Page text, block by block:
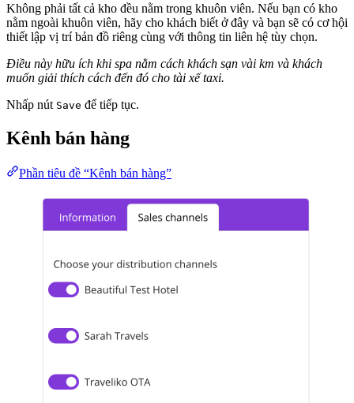
Không phải tất cả kho đều nằm trong khuôn viên. Nếu bạn có kho
nằm ngoài khuôn viên, hãy cho khách biết ở đây và bạn sẽ có cơ hội
thiết lập vị trí bản đồ riêng cùng với thông tin liên hệ tùy chọn.
Điều này hữu ích khi spa nằm cách khách sạn vài km và khách
muốn giải thích cách đến đó cho tài xế taxi.
Nhấp nút Save để tiếp tục.
Kênh bán hàng
Phần tiêu đề “Kênh bán hàng”